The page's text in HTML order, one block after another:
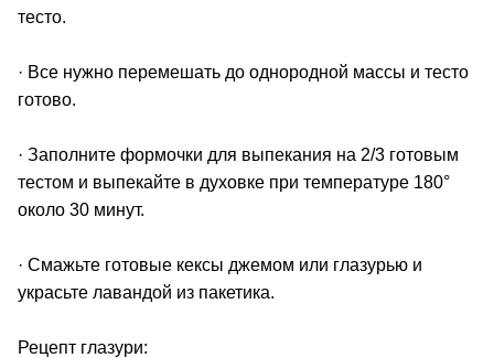
тесто.
· Все нужно перемешать до однородной массы и тесто
готово.
· Заполните формочки для выпекания на 2/3 готовым
тестом и выпекайте в духовке при температуре 180°
около 30 минут.
· Смажьте готовые кексы джемом или глазурью и
украсьте лавандой из пакетика.
Рецепт глазури: